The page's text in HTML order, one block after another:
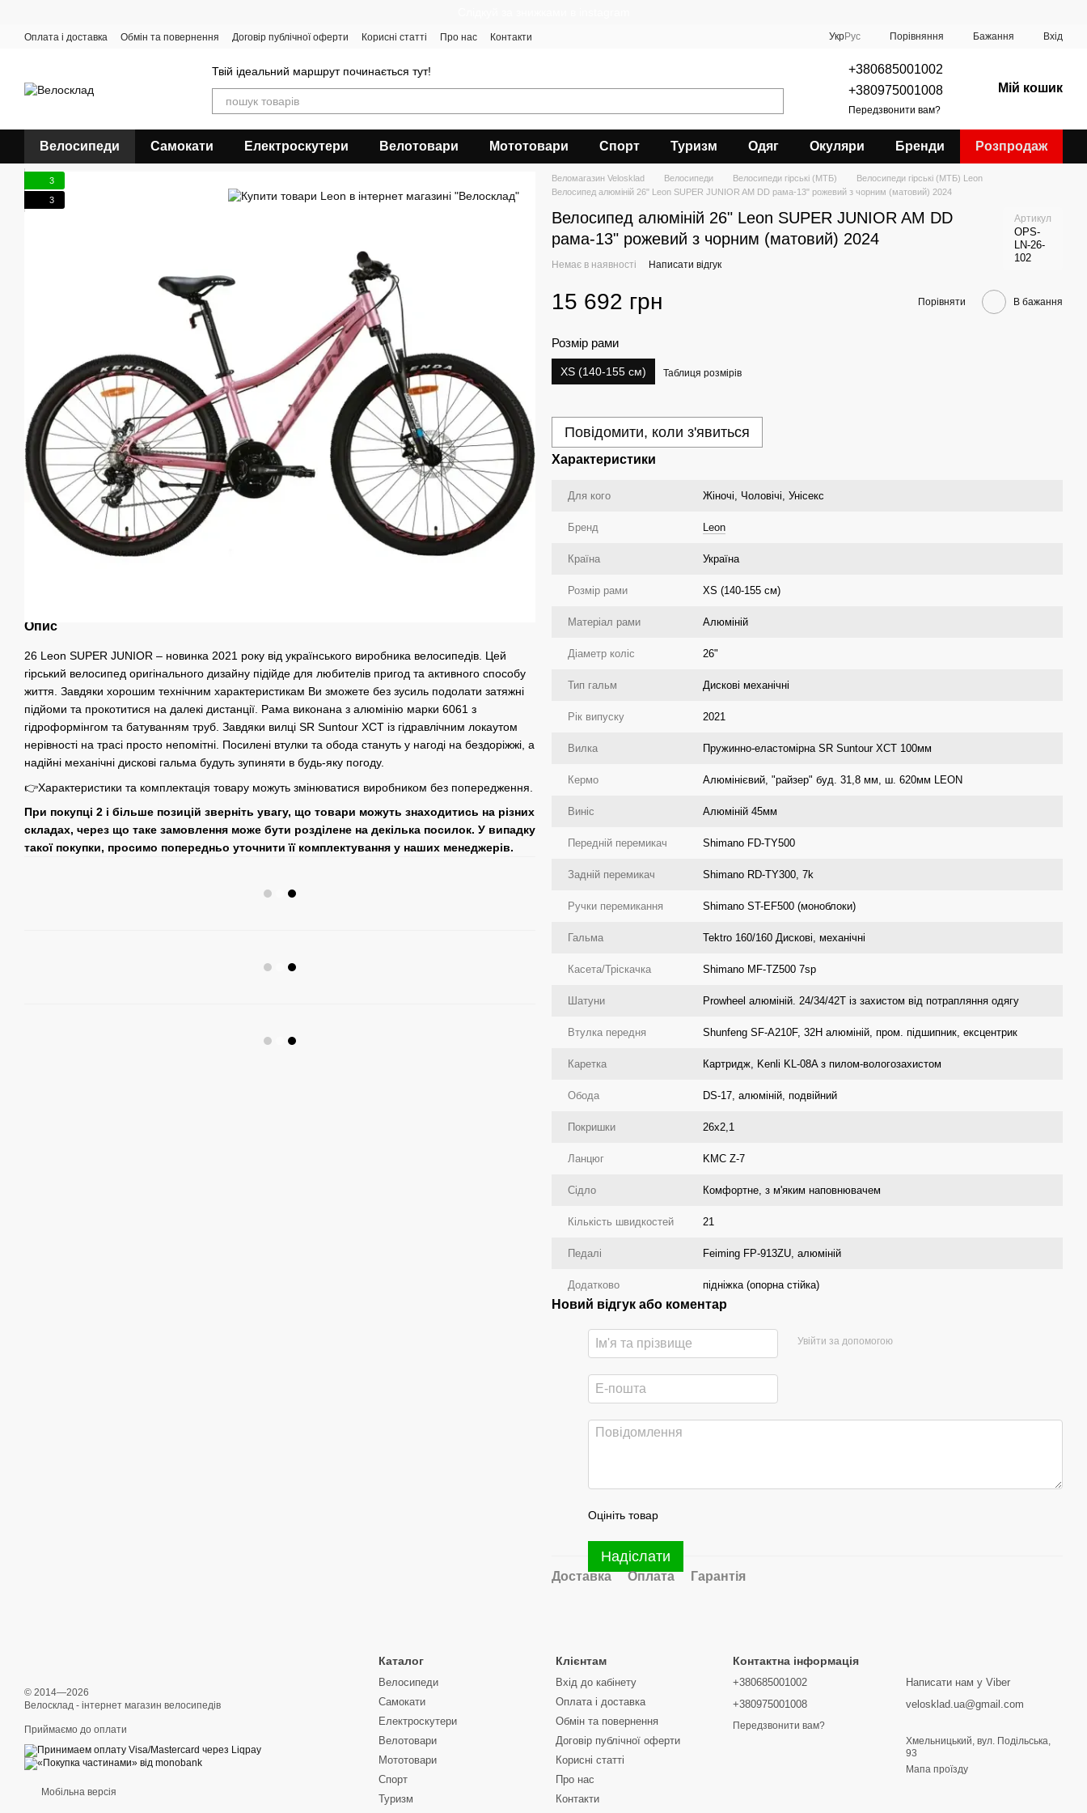
Оплата і доставка Обмін та повернення Договір публічної оферти Корисні статті Про нас Контакти УкрРус Порівняння Бажання Вхід
Твій ідеальний маршрут починається тут!
+380685001002
+380975001008
Передзвонити вам?
Мій кошик
Велосипеди Самокати Електроскутери Велотовари Мототовари Спорт Туризм Одяг Окуляри Бренди Розпродаж
3
3
Опис
26 Leon SUPER JUNIOR – новинка 2021 року від українського виробника велосипедів. Цей
гірський велосипед оригінального дизайну підійде для любителів пригод та активного способу
життя. Завдяки хорошим технічним характеристикам Ви зможете без зусиль подолати затяжні
підйоми та прокотитися на далекі дистанції. Рама виконана з алюмінію марки 6061 з
гідроформінгом та батуванням труб. Завдяки вилці SR Suntour XCT із гідравлічним локаутом
нерівності на трасі просто непомітні. Посилені втулки та обода стануть у нагоді на бездоріжжі, а
надійні механічні дискові гальма будуть зупиняти в будь-яку погоду.
👉Характеристики та комплектація товару можуть змінюватися виробником без попередження.
При покупці 2 і більше позицій зверніть увагу, що товари можуть знаходитись на різних
складах, через що таке замовлення може бути розділене на декілька посилок. У випадку
такої покупки, просимо попередньо уточнити її комплектування у наших менеджерів.
Веломагазин Velosklad Велосипеди Велосипеди гірські (МТБ)
Велосипеди гірські (МТБ) Leon
Велосипед алюміній 26" Leon SUPER JUNIOR AM DD рама-13" рожевий з чорним (матовий) 2024
Велосипед алюміній 26" Leon SUPER JUNIOR AM DD
рама-13" рожевий з чорним (матовий) 2024
Артикул
OPS-
LN-26-
102
Немає в наявності Написати відгук
15 692 грн Порівняти В бажання
Розмір рами
XS (140-155 см) Таблиця розмірів
Повідомити, коли з'явиться
Характеристики
Для кого Жіночі, Чоловічі, Унісекс
Бренд Leon
Країна Україна
Розмір рами XS (140-155 см)
Матеріал рами Алюміній
Діаметр коліс 26"
Тип гальм Дискові механічні
Рік випуску 2021
Вилка Пружинно-еластомірна SR Suntour XCT 100мм
Кермо Алюмінієвий, "райзер" буд. 31,8 мм, ш. 620мм LEON
Виніс Алюміній 45мм
Передній перемикач Shimano FD-TY500
Задній перемикач Shimano RD-TY300, 7k
Ручки перемикання Shimano ST-EF500 (моноблоки)
Гальма Tektro 160/160 Дискові, механічні
Касета/Тріскачка Shimano MF-TZ500 7sp
Шатуни Prowheel алюміній. 24/34/42T із захистом від потрапляння одягу
Втулка передня Shunfeng SF-A210F, 32H алюміній, пром. підшипник, ексцентрик
Каретка Картридж, Kenli KL-08A з пилом-вологозахистом
Обода DS-17, алюміній, подвійний
Покришки 26x2,1
Ланцюг KMC Z-7
Сідло Комфортне, з м'яким наповнювачем
Кількість швидкостей 21
Педалі Feiming FP-913ZU, алюміній
Додатково підніжка (опорна стійка)
Новий відгук або коментар
Увійти за допомогою
Оцініть товар
Надіслати
Доставка Оплата Гарантія
© 2014—2026
Велосклад - інтернет магазин велосипедів
Приймаємо до оплати
Мобільна версія
Каталог
Велосипеди
Самокати
Електроскутери
Велотовари
Мототовари
Спорт
Туризм
Клієнтам
Вхід до кабінету
Оплата і доставка
Обмін та повернення
Договір публічної оферти
Корисні статті
Про нас
Контакти
Контактна інформація
+380685001002
+380975001008
Передзвонити вам?
Написати нам у Viber
velosklad.ua@gmail.com
Хмельницький, вул. Подільська,
93
Мапа проїзду